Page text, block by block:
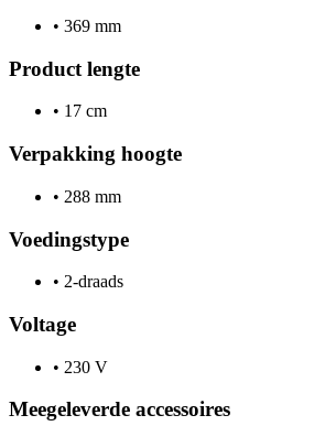
• 369 mm
Product lengte
• 17 cm
Verpakking hoogte
• 288 mm
Voedingstype
• 2-draads
Voltage
• 230 V
Meegeleverde accessoires